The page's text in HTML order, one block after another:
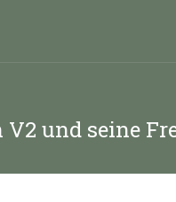
V2 und seine